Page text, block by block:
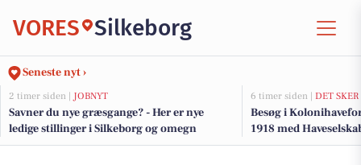
VORES Silkeborg
Seneste nyt ›
2 timer siden | JOBNYT
Savner du nye græsgange? - Her er nye
ledige stillinger i Silkeborg og omegn
6 timer siden | DET SKER
Besøg i
1918 med